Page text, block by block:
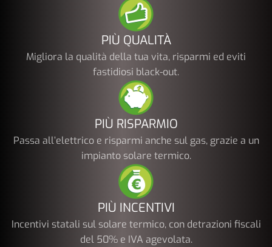
PIÙ QUALITÀ
Migliora la qualità della tua vita, risparmi ed eviti
fastidiosi black-out.
PIÙ RISPARMIO
Passa all’elettrico e risparmi anche sul gas, grazie a un
impianto solare termico.
PIÙ INCENTIVI
Incentivi statali sul solare termico, con detrazioni fiscali
del 50% e IVA agevolata.